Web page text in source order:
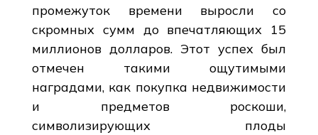
промежуток времени выросли со
скромных сумм до впечатляющих 15
миллионов долларов. Этот успех был
отмечен такими ощутимыми
наградами, как покупка недвижимости
и предметов роскоши,
символизирующих плоды